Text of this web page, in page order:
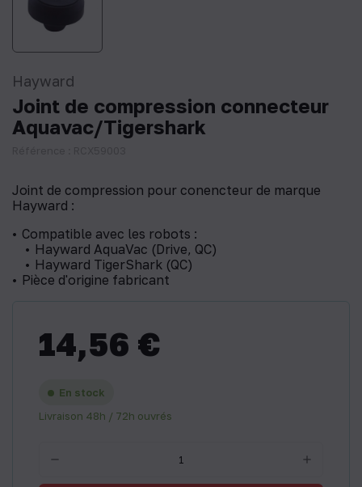
Hayward
Joint de compression connecteur
Aquavac/Tigershark
Joint de compression pour conencteur de marque
Hayward :
Compatible avec les robots :
Hayward AquaVac (Drive, QC)
Hayward TigerShark (QC)
Pièce d'origine fabricant
14,56 €
En stock
Livraison 48h / 72h ouvrés